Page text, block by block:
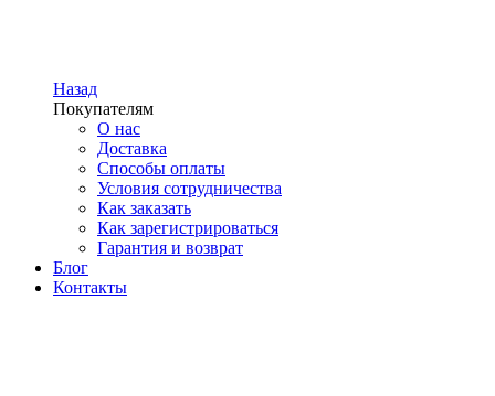
Назад
Покупателям
О нас
Доставка
Способы оплаты
Условия сотрудничества
Как заказать
Как зарегистрироваться
Гарантия и возврат
Блог
Контакты